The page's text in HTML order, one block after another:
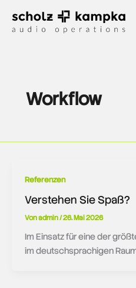
Inhalt
springen
Workflow
Referenzen
Verstehen Sie Spaß?
Vonadmin/26. Mai 2026
Im Einsatz für eine der
im deutschsprachigen